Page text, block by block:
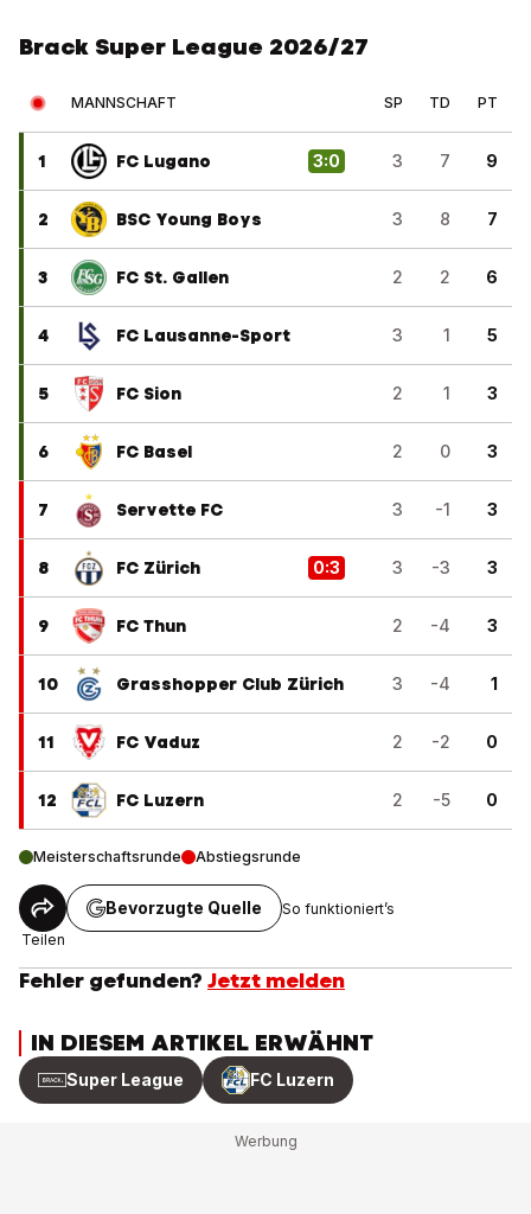
Brack Super League 2026/27
MANNSCHAFT SP TD PT
1 FC Lugano 3:0 3 7 9
2 BSC Young Boys 3 8 7
3 FC St. Gallen 2 2 6
4 FC Lausanne-Sport 3 1 5
5 FC Sion 2 1 3
6 FC Basel 2 0 3
7 Servette FC 3 -1 3
8 FC Zürich 0:3 3 -3 3
9 FC Thun 2 -4 3
10 Grasshopper Club Zürich 3 -4 1
11 FC Vaduz 2 -2 0
12 FC Luzern 2 -5 0
Meisterschaftsrunde Abstiegsrunde
Teilen
Bevorzugte Quelle So funktioniert’s
Fehler gefunden? Jetzt melden
IN DIESEM ARTIKEL ERWÄHNT
Super League FC Luzern